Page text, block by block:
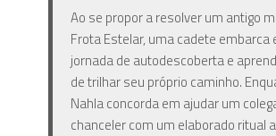
Ao se propor a resolver um antigo
Frota Estelar, uma cadete embarca
jornada de autodescoberta e
de trilhar seu próprio caminho.
Nahla concorda em ajudar um
chanceler com um elaborado ritual